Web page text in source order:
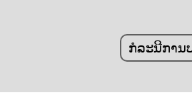
ກໍລະນີການ